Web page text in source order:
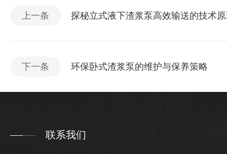
上一条 探秘立式液下渣浆泵高效输送的技术
下一条 环保卧式渣浆泵的维护与保养策略
联系我们